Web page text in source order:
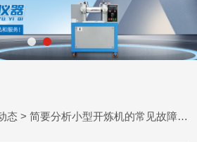
态 > 简要分析小型开炼机的常见故障及维修方法